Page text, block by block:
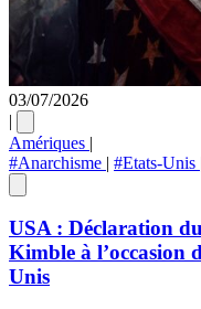
03/07/2026
|
Amériques |
#Anarchisme | #Etats-Unis
USA : Déclaration
Kimble à l’occasion
Unis